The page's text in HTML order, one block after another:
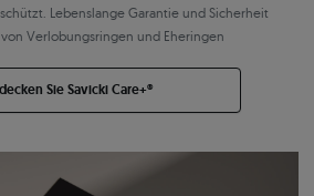
Lebenslange Garantie und Sicherheit
Verlobungsringen und Eheringen
Sie Savicki Care+®